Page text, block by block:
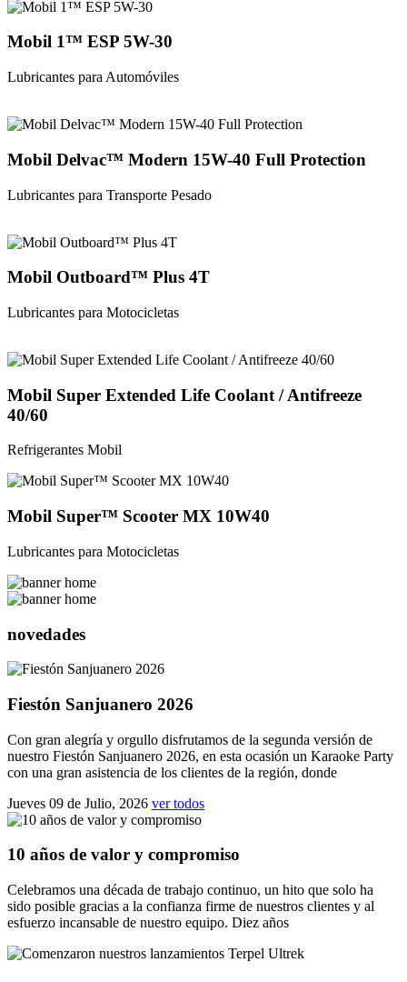
Mobil 1™ ESP 5W-30
Lubricantes para Automóviles
Mobil Delvac™ Modern 15W-40 Full Protection
Lubricantes para Transporte Pesado
Mobil Outboard™ Plus 4T
Lubricantes para Motocicletas
Mobil Super Extended Life Coolant / Antifreeze
40/60
Refrigerantes Mobil
Mobil Super™ Scooter MX 10W40
Lubricantes para Motocicletas
novedades
Fiestón Sanjuanero 2026
Con gran alegría y orgullo disfrutamos de la segunda versión de
nuestro Fiestón Sanjuanero 2026, en esta ocasión un Karaoke Party
con una gran asistencia de los clientes de la región, donde
Jueves 09 de Julio, 2026 ver todos
10 años de valor y compromiso
Celebramos una década de trabajo continuo, un hito que solo ha
sido posible gracias a la confianza firme de nuestros clientes y al
esfuerzo incansable de nuestro equipo. Diez años